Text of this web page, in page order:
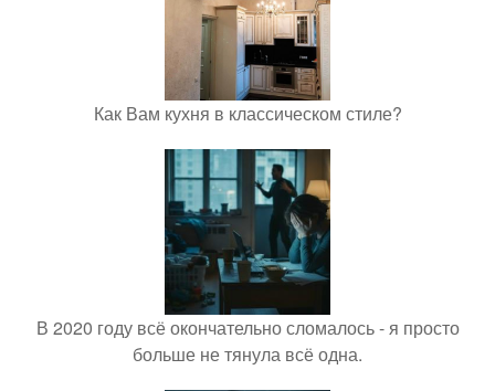
Как Вам кухня в классическом стиле?
В 2020 году всё окончательно сломалось - я просто
больше не тянула всё одна.